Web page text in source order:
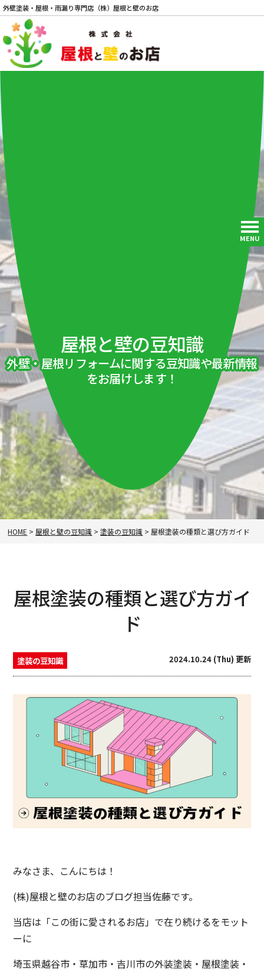
外壁塗装・屋根・雨漏り専門店（株）屋根と壁のお店
MENU
屋根と壁の豆知識
外壁・屋根リフォームに関する豆知識や最新情報
をお届けします！
HOME > 屋根と壁の豆知識 >塗装の豆知識 > 屋根塗装の種類と選び方ガイド
屋根塗装の種類と選び方ガイ
ド
塗装の豆知識 2024.10.24 (Thu) 更新
みなさま、こんにちは！
(株)屋根と壁のお店のブログ担当佐藤です。
当店は「この街に愛されるお店」で在り続けるをモット
ーに
埼玉県越谷市・草加市・吉川市の外装塗装・屋根塗装・